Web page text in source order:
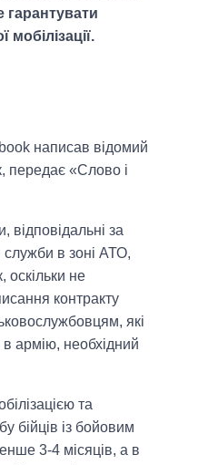
мобілізації.
написав відомий
передає «Слово і
за
служби в зоні АТО,
оскільки не
контракту
які
армію, необхідний
та
бійців із бойовим
3-4 місяців, а в